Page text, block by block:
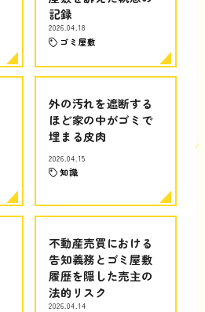
記録
2026.04.18
ゴミ屋敷
外の汚れを遮断する
ほど家の中がゴミで
埋まる皮肉
2026.04.15
知識
不動産売買における
告知義務とゴミ屋敷
履歴を隠した売主の
法的リスク
2026.04.14